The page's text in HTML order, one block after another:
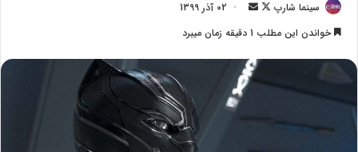
سینما شارپ
F
l
o
o
ا
ل
02 آذر 1399
خواندن این مطلب 1 دقیقه زمان میبرد